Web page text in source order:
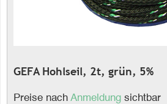
GEFA Hohlseil, 2t, grün, 5%
Preise nach Anmeldung sichtbar